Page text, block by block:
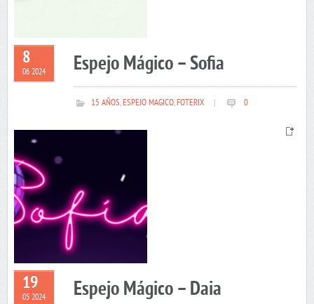
8
06 2024 Espejo Mágico – Sofia
15 AÑOS,ESPEJO MAGICO,FOTERIX 0
19
05 2024 Espejo Mágico – Daia